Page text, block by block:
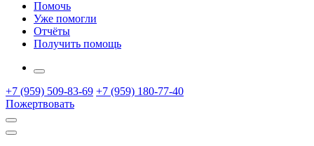
Помочь
Уже помогли
Отчёты
Получить помощь
More
+7 (959) 509-83-69 +7 (959) 180-77-40
Пожертвовать
Открыть
поиск
Профиль